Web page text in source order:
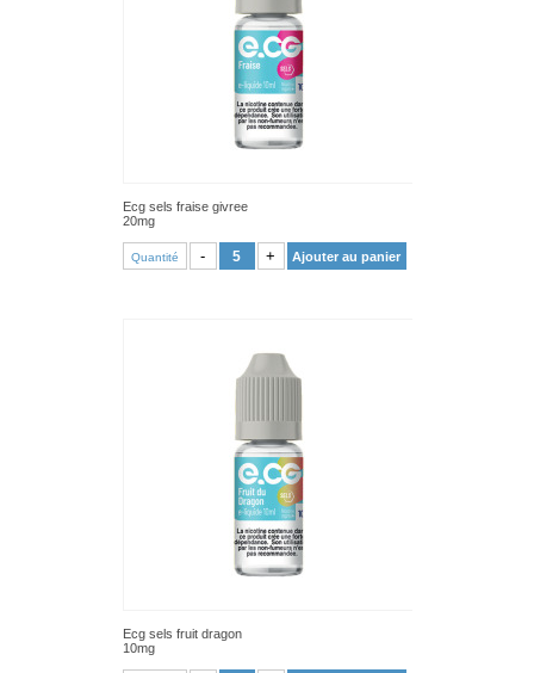
Ecg sels fraise givree
20mg
Quantité - + Ajouter au panier
Ecg sels fruit dragon
10mg